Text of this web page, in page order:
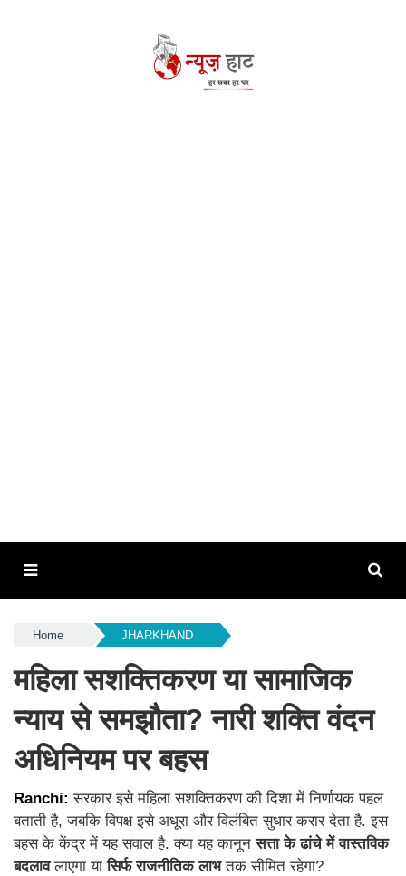
Home JHARKHAND
महिला सशक्तिकरण या सामाजिक
न्याय से समझौता? नारी शक्ति वंदन
अधिनियम पर बहस
Ranchi:सरकार इसे महिला सशक्तिकरण की दिशा में निर्णायक पहल
बताती है, जबकि विपक्ष इसे अधूरा और विलंबित सुधार करार देता है. इस
बहस के केंद्र में यह सवाल है. क्या यह कानूनसत्ता के ढांचे में वास्तविक
बदलावलाएगा यासिर्फ राजनीतिक लाभतक सीमित रहेगा?